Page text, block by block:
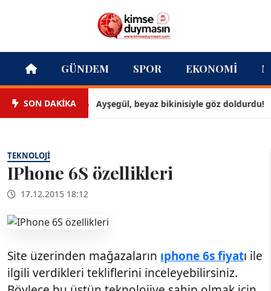
GÜNDEM SPOR EKONOMI
SON DAKİKA Ayşegül, beyaz bikinisiyle göz doldurdu!
TEKNOLOJI
IPhone 6S özellikleri
17.12.2015 18:12
Site üzerinden mağazaların ıphone 6s fiyatı ile
ilgili verdikleri tekliflerini inceleyebilirsiniz.